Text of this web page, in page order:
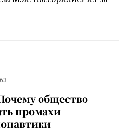
общество
промахи